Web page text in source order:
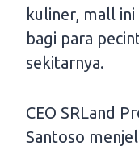
kuliner, mall
bagi para
sekitarnya.
CEO SRLand
Santoso